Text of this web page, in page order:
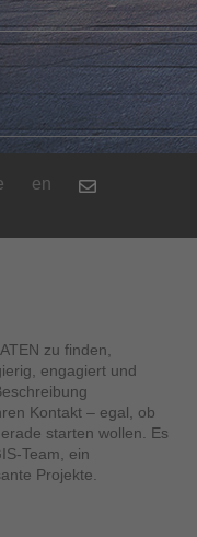
en
zu finden,
engagiert und
Kontakt – egal, ob
starten wollen. Es
Team, ein
Projekte.